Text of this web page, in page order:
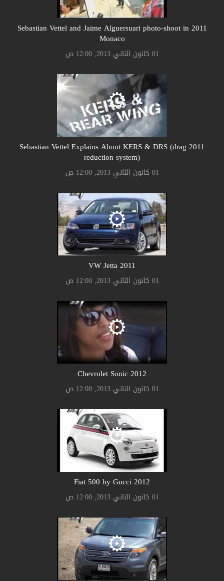
2011 Sebastian Vettel and Jaime Alguersuari photo-shoot in
Monaco
01 كانون الثاني 2013, 12:00 ص
2011 Sebastian Vettel Explains About KERS & DRS (drag
reduction system)
01 كانون الثاني 2013, 12:00 ص
2011 VW Jetta
01 كانون الثاني 2013, 12:00 ص
2012 Chevrolet Sonic
01 كانون الثاني 2013, 12:00 ص
2012 Fiat 500 by Gucci
01 كانون الثاني 2013, 12:00 ص